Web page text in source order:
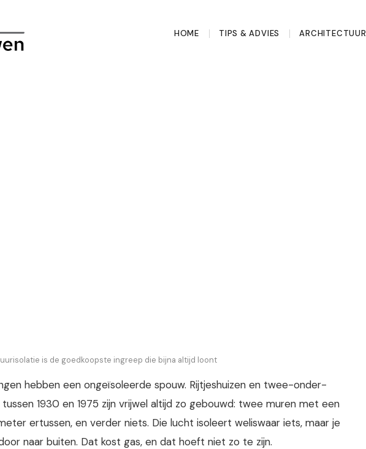
HOME TIPS & ADVIES ARCHITECTUUR
is de goedkoopste ingreep die bijna altijd loont
hebben een ongeïsoleerde spouw. Rijtjeshuizen en twee-onder-
1930 en 1975 zijn vrijwel altijd zo gebouwd: twee muren met een
ertussen, en verder niets. Die lucht isoleert weliswaar iets, maar je
naar buiten. Dat kost gas, en dat hoeft niet zo te zijn.